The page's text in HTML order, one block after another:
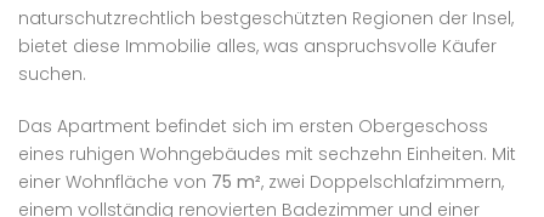
naturschutzrechtlich bestgeschützten Regionen der Insel,
bietet diese Immobilie alles, was anspruchsvolle Käufer
suchen.
Das Apartment befindet sich im ersten Obergeschoss
eines ruhigen Wohngebäudes mit sechzehn Einheiten. Mit
einer Wohnfläche von 75 m², zwei Doppelschlafzimmern,
einem vollständig renovierten Badezimmer und einer